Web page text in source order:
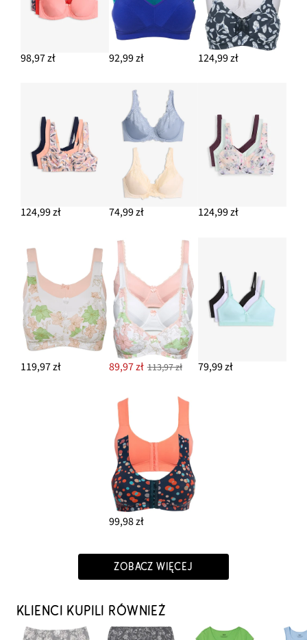
98,97 zł 92,99 zł 124,99 zł
124,99 zł 74,99 zł 124,99 zł
119,97 zł 89,97 zł 113,97 zł 79,99 zł
99,98 zł
ZOBACZ WIĘCEJ
KLIENCI KUPILI RÓWNIEŻ